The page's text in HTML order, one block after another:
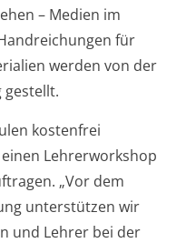
– Medien im
für
werden von der
gestellt.
kostenfrei
Lehrerworkshop
„Vor dem
unterstützen wir
und Lehrer bei der